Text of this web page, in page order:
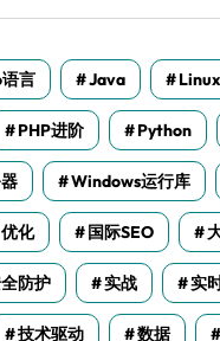
言 Java Linux
PHP进阶 Python
Windows运行库
优化 国际SEO
防护 实战 实
技术驱动 数据